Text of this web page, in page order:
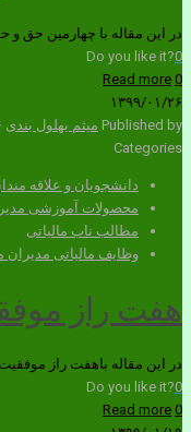
در این مقاله با چهارمین حق
Do you like it?0
0
Read more
۱۳۹۹/۰۱/۲۶
Published by میثم بهلول بندی
Categories
دانشجویان و علاقه
محصولات آموزشی
مطالب ناب مالیاتی
وظایف مالیاتی مدیران
هفت راز
در این مقاله باهفت راز
Do you like it?0
0
Read more